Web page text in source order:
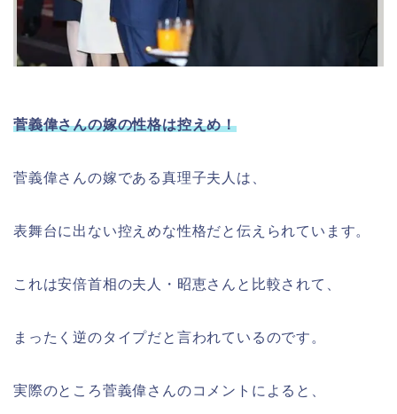
菅義偉さんの嫁の性格は控えめ！
菅義偉さんの嫁である真理子夫人は、
表舞台に出ない控えめな性格だと伝えられています。
これは安倍首相の夫人・昭恵さんと比較されて、
まったく逆のタイプだと言われているのです。
実際のところ菅義偉さんのコメントによると、